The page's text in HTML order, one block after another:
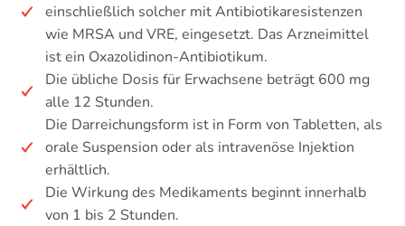
einschließlich solcher mit Antibiotikaresistenzen
wie MRSA und VRE, eingesetzt. Das Arzneimittel
ist ein Oxazolidinon-Antibiotikum.
Die übliche Dosis für Erwachsene beträgt 600 mg
alle 12 Stunden.
Die Darreichungsform ist in Form von Tabletten, als
orale Suspension oder als intravenöse Injektion
erhältlich.
Die Wirkung des Medikaments beginnt innerhalb
von 1 bis 2 Stunden.